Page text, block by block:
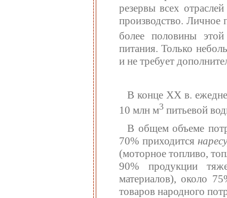
резервы всех
производство. Личное
более половины
питания. Только
и не требует
В конце XX в.
10 млн м3питьевой
В общем объеме
70% приходится
(моторное топливо,
90% продукции
материалов), около
товаров народного